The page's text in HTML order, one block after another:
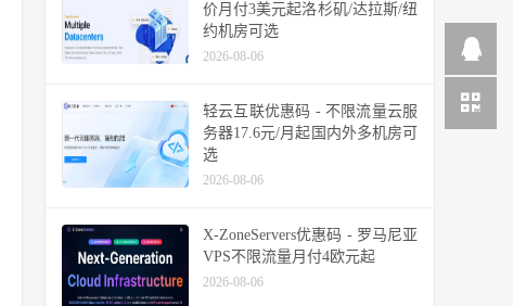
价月付3美元起洛杉矶/达拉斯/纽
约机房可选
2026-08-06
轻云互联优惠码 - 不限流量云服
务器17.6元/月起国内外多机房可
选
2026-08-06
X-ZoneServers优惠码 - 罗马尼亚
VPS不限流量月付4欧元起
2026-08-06